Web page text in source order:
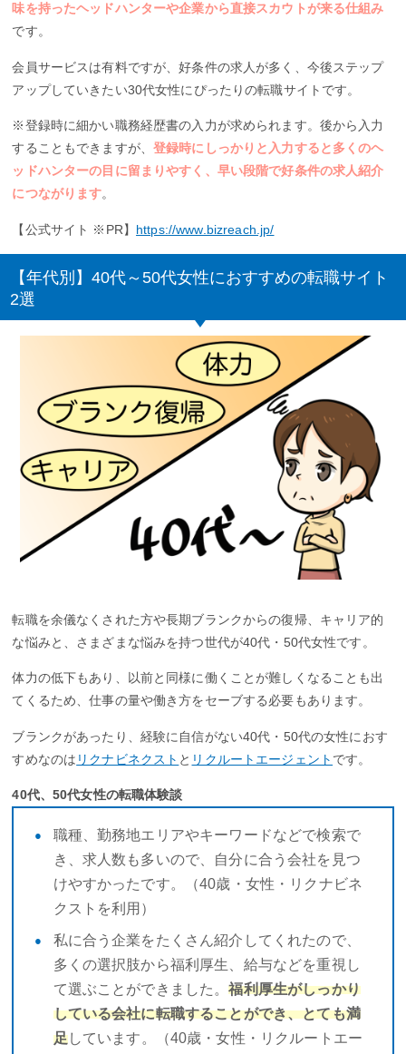
味を持ったヘッドハンターや企業から直接スカウトが来る仕組み
です。
会員サービスは有料ですが、好条件の求人が多く、今後ステップ
アップしていきたい30代女性にぴったりの転職サイトです。
※登録時に細かい職務経歴書の入力が求められます。後から入力
することもできますが、登録時にしっかりと入力すると多くのヘ
ッドハンターの目に留まりやすく、早い段階で好条件の求人紹介
につながります。
【公式サイト ※PR】 https://www.bizreach.jp/
【年代別】40代～50代女性におすすめの転職サイト
2選
転職を余儀なくされた方や長期ブランクからの復帰、キャリア的
な悩みと、さまざまな悩みを持つ世代が40代・50代女性です。
体力の低下もあり、以前と同様に働くことが難しくなることも出
てくるため、仕事の量や働き方をセーブする必要もあります。
ブランクがあったり、経験に自信がない40代・50代の女性におす
すめなのは リクナビネクスト と リクルートエージェント です。
40代、50代女性の転職体験談
職種、勤務地エリアやキーワードなどで検索で
き、求人数も多いので、自分に合う会社を見つ
けやすかったです。（40歳・女性・リクナビネ
クストを利用）
私に合う企業をたくさん紹介してくれたので、
多くの選択肢から福利厚生、給与などを重視し
て選ぶことができました。福利厚生がしっかり
している会社に転職することができ、とても満
足しています。（40歳・女性・リクルートエー